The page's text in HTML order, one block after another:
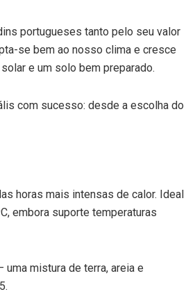
portugueses tanto pelo seu valor
se bem ao nosso clima e cresce
e um solo bem preparado.
com sucesso: desde a escolha do
horas mais intensas de calor. Ideal
embora suporte temperaturas
mistura de terra, areia e